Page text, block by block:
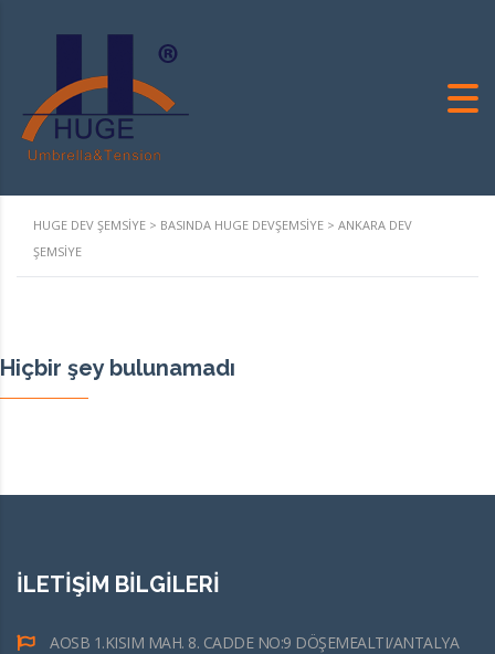
HUGE DEV ŞEMSIYE > BASINDA HUGE DEVŞEMSIYE > ANKARA DEV
ŞEMSIYE
Hiçbir şey bulunamadı
İLETİŞİM BİLGİLERİ
AOSB 1.KISIM MAH. 8. CADDE NO:9 DÖŞEMEALTI/ANTALYA